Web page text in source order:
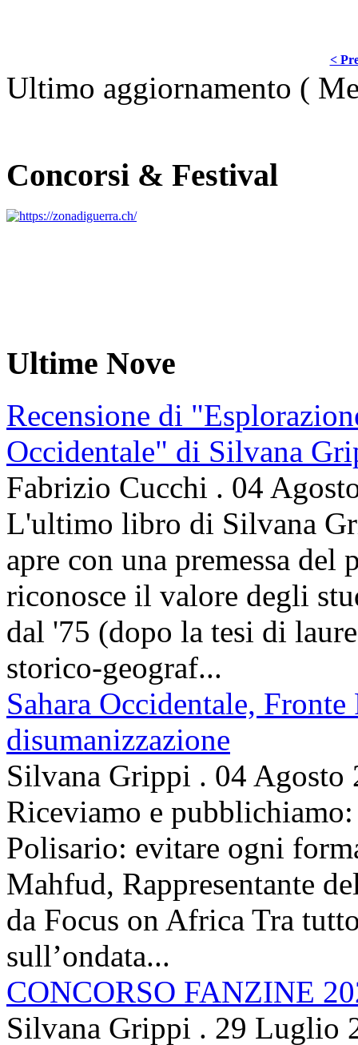
<
Ultimo aggiornamento (
Concorsi & Festival
Ultime Nove
Recensione di
Occidentale" di Silvana
Fabrizio Cucchi . 04
L'ultimo libro di Silvana
apre con una premessa
riconosce il valore degli
dal '75 (dopo la tesi di
storico-geograf...
Sahara Occidentale,
disumanizzazione
Silvana Grippi . 04 Agosto
Riceviamo e
Polisario: evitare ogni
Mahfud, Rappresentante
da Focus on Africa Tra
sull’ondata...
CONCORSO FANZINE
Silvana Grippi . 29 Luglio